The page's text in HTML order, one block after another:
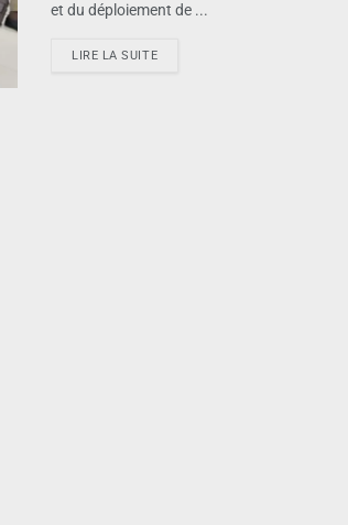
et du déploiement de ...
LIRE LA SUITE